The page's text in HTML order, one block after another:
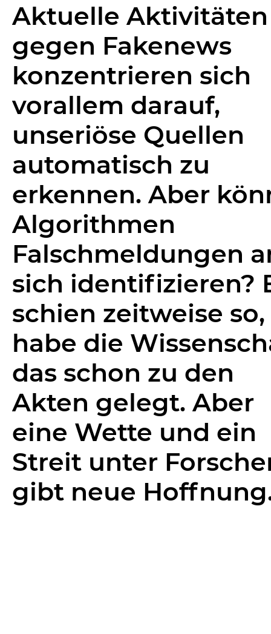
Aktuelle Aktivitäten
gegen Fakenews
konzentrieren sich
vorallem darauf,
unseriöse Quellen
automatisch zu
erkennen. Aber
Algorithmen
Falschmeldungen
sich identifizieren?
schien zeitweise so,
habe die
das schon zu den
Akten gelegt. Aber
eine Wette und ein
Streit unter
gibt neue